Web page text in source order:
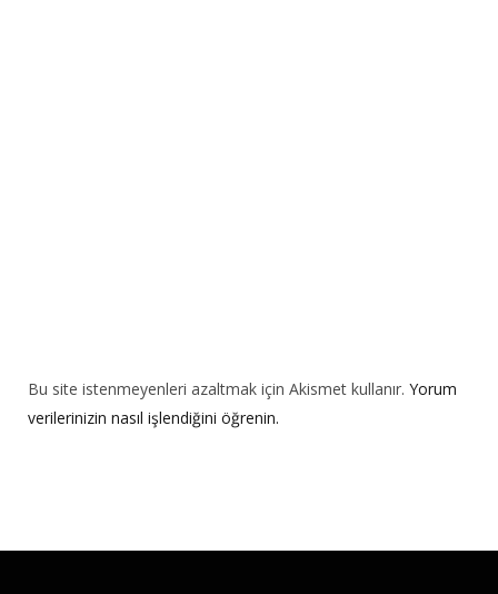
Bu site istenmeyenleri azaltmak için Akismet kullanır. Yorum
verilerinizin nasıl işlendiğini öğrenin.